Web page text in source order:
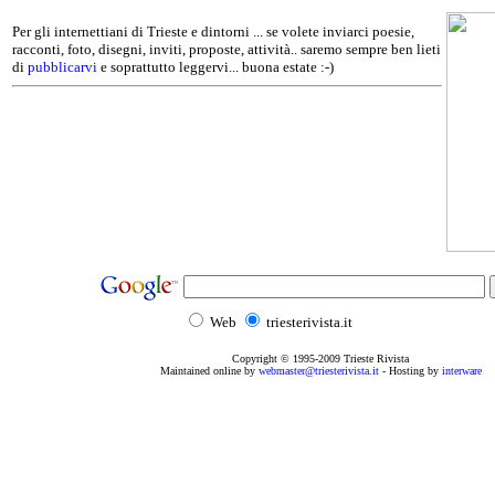
Per gli internettiani di Trieste e dintorni ... se volete inviarci poesie,
racconti, foto, disegni, inviti, proposte, attività.. saremo sempre ben lieti
di pubblicarvi e soprattutto leggervi... buona estate :-)
Web triesterivista.it
Copyright © 1995-2009 Trieste Rivista
Maintained online by webmaster@triesterivista.it- Hosting by interware